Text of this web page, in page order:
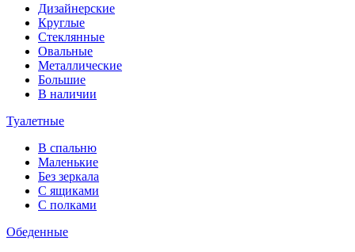
Дизайнерские
Круглые
Стеклянные
Овальные
Металлические
Большие
В наличии
Туалетные
В спальню
Маленькие
Без зеркала
С ящиками
С полками
Обеденные